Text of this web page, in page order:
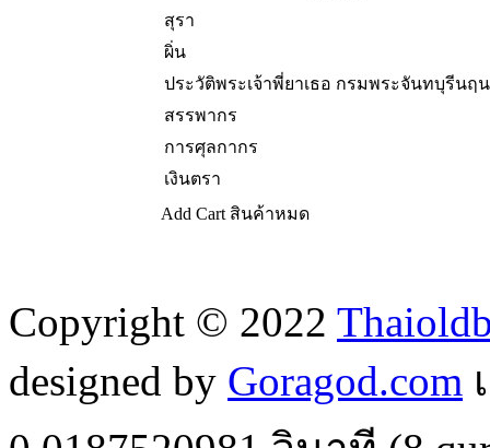
สุรา
ผิ่น
ประวัติพระเจ้าพี่ยาเธอ กรมพระจันทบุรีนฤ
สรรพากร
การศุลกากร
เงินตรา
Add Cart สินค้าหมด
Copyright © 2022
designed by Goragod.com